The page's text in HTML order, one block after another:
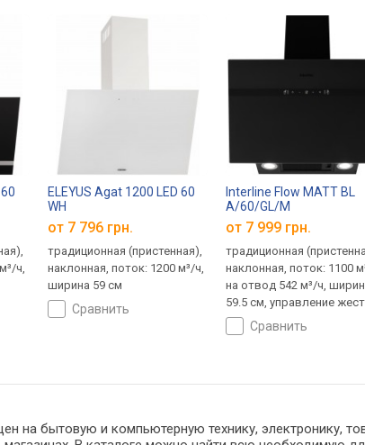
ч,
ELEYUS Agat 1200 LED 60
WH
от 7 796 грн.
традиционная (пристенная),
наклонная, поток: 1200 м³/ч,
ширина 59 см
сравнить
Interline Flow MATT BL
A/60/GL/M
от 7 999 грн.
традиционная
наклонная, поток: 1100
на отвод 542 м³/ч,
59.5 см, управление
сравнить
на бытовую и компьютерную технику, электронику,